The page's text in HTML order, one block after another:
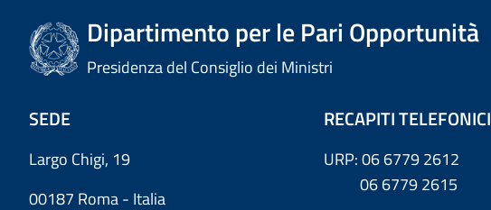
Dipartimento per le Pari Opportunità
Presidenza del Consiglio dei Ministri
SEDE
Largo Chigi, 19
00187 Roma - Italia
RECAPITI TELEFONICI
URP: 06 6779 2612
06 6779 2615